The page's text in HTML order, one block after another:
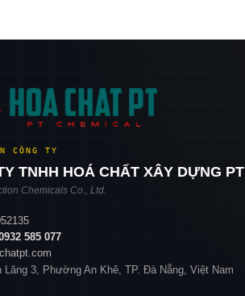
CÔNG TY
TNHH HOÁ CHẤT XÂY DỰNG PT
Chemicals Co., Ltd.
585 077
Lăng 3, Phường An Khê, TP. Đà Nẵng, Việt Nam